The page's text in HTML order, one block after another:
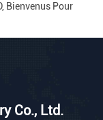
Bienvenus Pour
Co., Ltd.